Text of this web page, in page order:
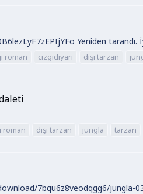
Yeniden tarandı.
roman cizgidiyari dişi tarzan
roman dişi tarzan jungla tarzan
7bqu6z8veodqgg6/jungla-